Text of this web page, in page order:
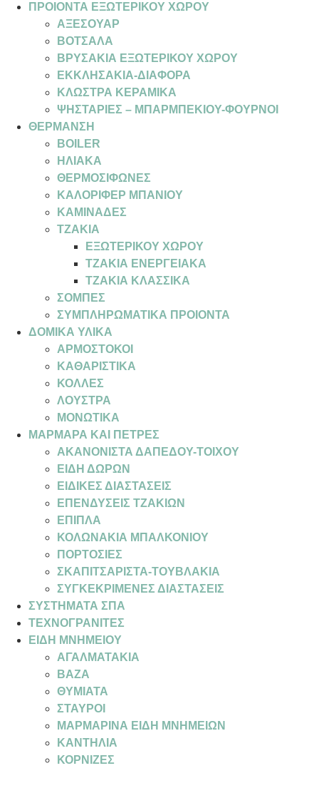
ΠΡΟΙΟΝΤΑ ΕΞΩΤΕΡΙΚΟΥ ΧΩΡΟΥ
ΑΞΕΣΟΥΑΡ
ΒΟΤΣΑΛΑ
ΒΡΥΣΑΚΙΑ ΕΞΩΤΕΡΙΚΟΥ ΧΩΡΟΥ
ΕΚΚΛΗΣΑΚΙΑ-ΔΙΑΦΟΡΑ
ΚΛΩΣΤΡΑ ΚΕΡΑΜΙΚΑ
ΨΗΣΤΑΡΙΕΣ – ΜΠΑΡΜΠΕΚΙΟΥ-ΦΟΥΡΝΟΙ
ΘΕΡΜΑΝΣΗ
BOILER
ΗΛΙΑΚΑ
ΘΕΡΜΟΣΙΦΩΝΕΣ
ΚΑΛΟΡΙΦΕΡ ΜΠΑΝΙΟΥ
ΚΑΜΙΝΑΔΕΣ
ΤΖΑΚΙΑ
ΕΞΩΤΕΡΙΚΟΥ ΧΩΡΟΥ
ΤΖΑΚΙΑ ΕΝΕΡΓΕΙΑΚΑ
ΤΖΑΚΙΑ ΚΛΑΣΣΙΚΑ
ΣΟΜΠΕΣ
ΣΥΜΠΛΗΡΩΜΑΤΙΚΑ ΠΡΟΙΟΝΤΑ
ΔΟΜΙΚΑ ΥΛΙΚΑ
ΑΡΜΟΣΤΟΚΟΙ
ΚΑΘΑΡΙΣΤΙΚΑ
ΚΟΛΛΕΣ
ΛΟΥΣΤΡΑ
ΜΟΝΩΤΙΚΑ
ΜΑΡΜΑΡΑ ΚΑΙ ΠΕΤΡΕΣ
ΑΚΑΝΟΝΙΣΤΑ ΔΑΠΕΔΟΥ-ΤΟΙΧΟΥ
ΕΙΔΗ ΔΩΡΩΝ
ΕΙΔΙΚΕΣ ΔΙΑΣΤΑΣΕΙΣ
ΕΠΕΝΔΥΣΕΙΣ ΤΖΑΚΙΩΝ
ΕΠΙΠΛΑ
ΚΟΛΩΝΑΚΙΑ ΜΠΑΛΚΟΝΙΟΥ
ΠΟΡΤΟΣΙΕΣ
ΣΚΑΠΙΤΣΑΡΙΣΤΑ-ΤΟΥΒΛΑΚΙΑ
ΣΥΓΚΕΚΡΙΜΕΝΕΣ ΔΙΑΣΤΑΣΕΙΣ
ΣΥΣΤΗΜΑΤΑ ΣΠΑ
ΤΕΧΝΟΓΡΑΝΙΤΕΣ
ΕΙΔΗ ΜΝΗΜΕΙΟΥ
ΑΓΑΛΜΑΤΑΚΙΑ
ΒΑΖΑ
ΘΥΜΙΑΤΑ
ΣΤΑΥΡΟΙ
ΜΑΡΜΑΡΙΝΑ ΕΙΔΗ ΜΝΗΜΕΙΩΝ
ΚΑΝΤΗΛΙΑ
ΚΟΡΝΙΖΕΣ